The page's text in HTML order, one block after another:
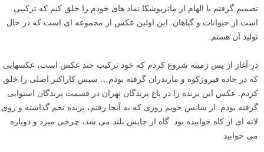
تصمیم گرفتم با الهام از ماتریوشکا نماد هاى خودم را خلق کنم که ترکیبى
است از حیوانات و گیاهان. این اولین عکس از مجموعه اى است که در حال
تولید آن هستم.
در آغاز از پس زمینه شروع کردم که خود ترکیب چند عکس است، عکسهایى
که در جاده فیروزکوه و مازندران گرفته بودم… سپس کاراکتر اصلى را خلق
کردم. عکس این پرنده را در باغ پرندگان تهران در قسمت پرندگان استوایى
گرفته بودم. از شانس خوبم روزى که به آنجا رفتم، پرنده تخم گذاشته و روى
لانه اى از کاه خوابیده بود. گاه از جایش بلند می شد، چرخى میزد و دوباره
مى خوابید.